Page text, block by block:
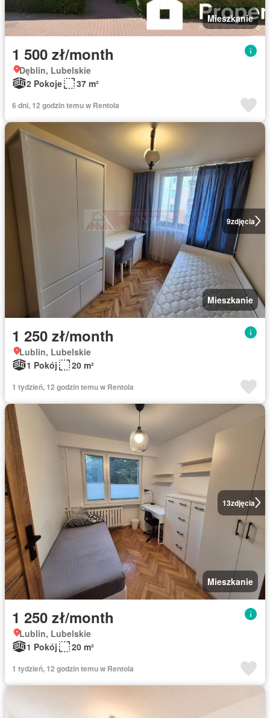
Mieszkanie
1 500 zł/month
Dęblin, Lubelskie
2 Pokoje
37 m²
6 dni, 12 godzin temu w Rentola
9zdjęcia
Mieszkanie
1 250 zł/month
Lublin, Lubelskie
1 Pokój
20 m²
1 tydzień, 12 godzin temu w Rentola
13zdjęcia
Mieszkanie
1 250 zł/month
Lublin, Lubelskie
1 Pokój
20 m²
1 tydzień, 12 godzin temu w Rentola